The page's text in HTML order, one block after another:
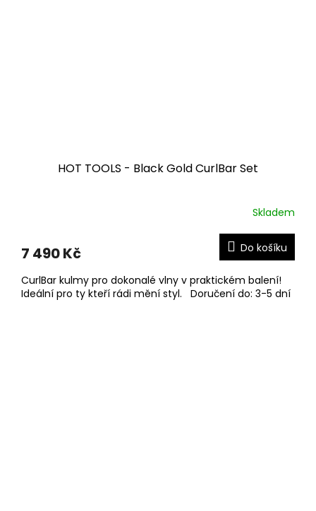
HOT TOOLS - Black Gold CurlBar Set
Skladem
7 490 Kč Do košíku
CurlBar kulmy pro dokonalé vlny v praktickém balení!
Ideální pro ty kteří rádi mění styl. Doručení do: 3-5 dní